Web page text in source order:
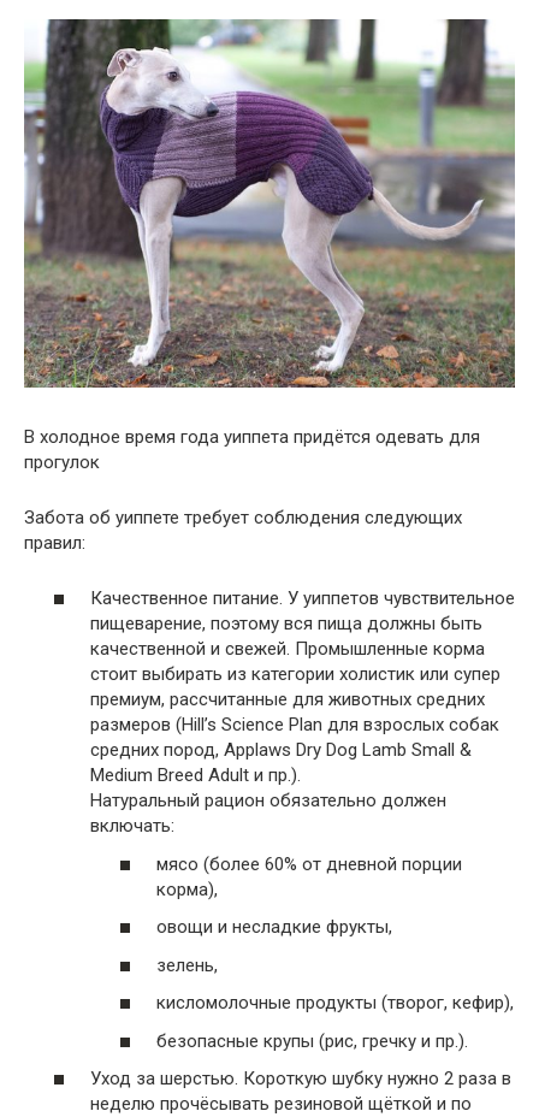
В холодное время года уиппета придётся одевать для
прогулок
Забота об уиппете требует соблюдения следующих
правил:
Качественное питание. У уиппетов чувствительное
пищеварение, поэтому вся пища должны быть
качественной и свежей. Промышленные корма
стоит выбирать из категории холистик или супер
премиум, рассчитанные для животных средних
размеров (Hill’s Science Plan для взрослых собак
средних пород, Applaws Dry Dog Lamb Small &
Medium Breed Adult и пр.).
Натуральный рацион обязательно должен
включать:
мясо (более 60% от дневной порции
корма),
овощи и несладкие фрукты,
зелень,
кисломолочные продукты (творог, кефир),
безопасные крупы (рис, гречку и пр.).
Уход за шерстью. Короткую шубку нужно 2 раза в
неделю прочёсывать резиновой щёткой и по